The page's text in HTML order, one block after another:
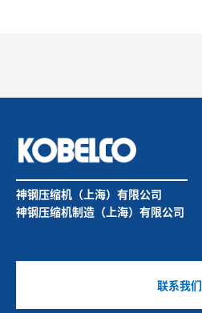
神钢压缩机（上海）有限公司
神钢压缩机制造（上海）有限公司
联系我们